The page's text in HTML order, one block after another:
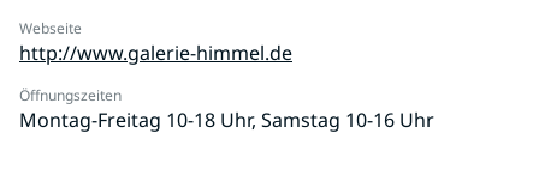
Webseite
http://www.galerie-himmel.de
Öffnungszeiten
Montag-Freitag 10-18 Uhr, Samstag 10-16 Uhr